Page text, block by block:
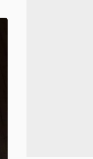
de Privacidade do